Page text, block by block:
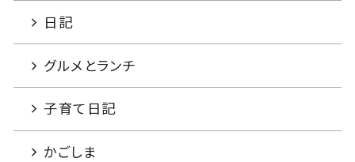
日記
グルメとランチ
子育て日記
かごしま